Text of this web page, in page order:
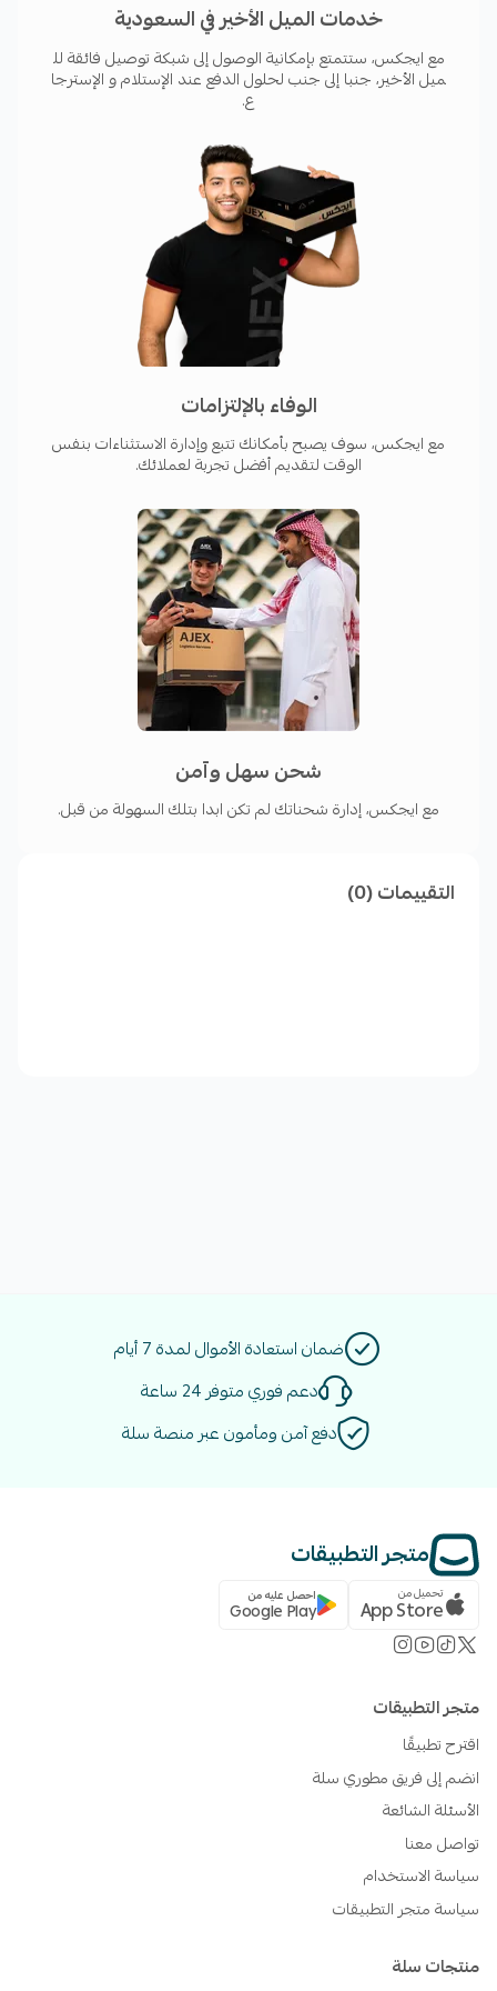
إشعار استباقي للمرسل إليه عبر الرسائل القصيرة وواتساب
إثبات التسليم
استلام المبالغ عند التسليم (نقداً أو بطاقة ائتمانية أو
دعم على مدار الساعة طوال أيام الأسبوع على وسائل
التواصل الاجتماعي
يتيح لك تطبيق ايجكس إنشاء وإدارة وتتبع الشحنات
من خلال استخدام هذا التطبيق، سيتم توصيلك بفريق
محلي محترف وداعم يهتم بشحناتك بقدرما تهتم أنت (إن
لم يكن أكثر).
خدمات الميل الأخير في السعودية
مع ايجكس، ستتمتع بإمكانية الوصول إلى شبكة توصيل فائقة لل
ميل الأخير، جنبا إلى جنب لحلول الدفع عند الإستلام و الإسترجا
ع.
الوفاء بالإلتزامات
مع ايجكس، سوف يصبح بأمكانك تتبع وإدارة الاستثناءات بنفس
الوقت لتقديم أفضل تجربة لعملائك.
شحن سهل وآمن
مع ايجكس، إدارة شحناتك لم تكن ابدا بتلك السهولة من قبل.
التقييمات (0)
ضمان استعادة الأموال لمدة 7 أيام
دعم فوري متوفر 24 ساعة
دفع آمن ومأمون عبر منصة سلة
متجر التطبيقات
تحميل من
App Store احصل عليه من
Google Play
متجر التطبيقات
اقترح تطبيقًا
انضم إلى فريق مطوري سلة
الأسئلة الشائعة
تواصل معنا
سياسة الاستخدام
سياسة متجر التطبيقات
منتجات سلة